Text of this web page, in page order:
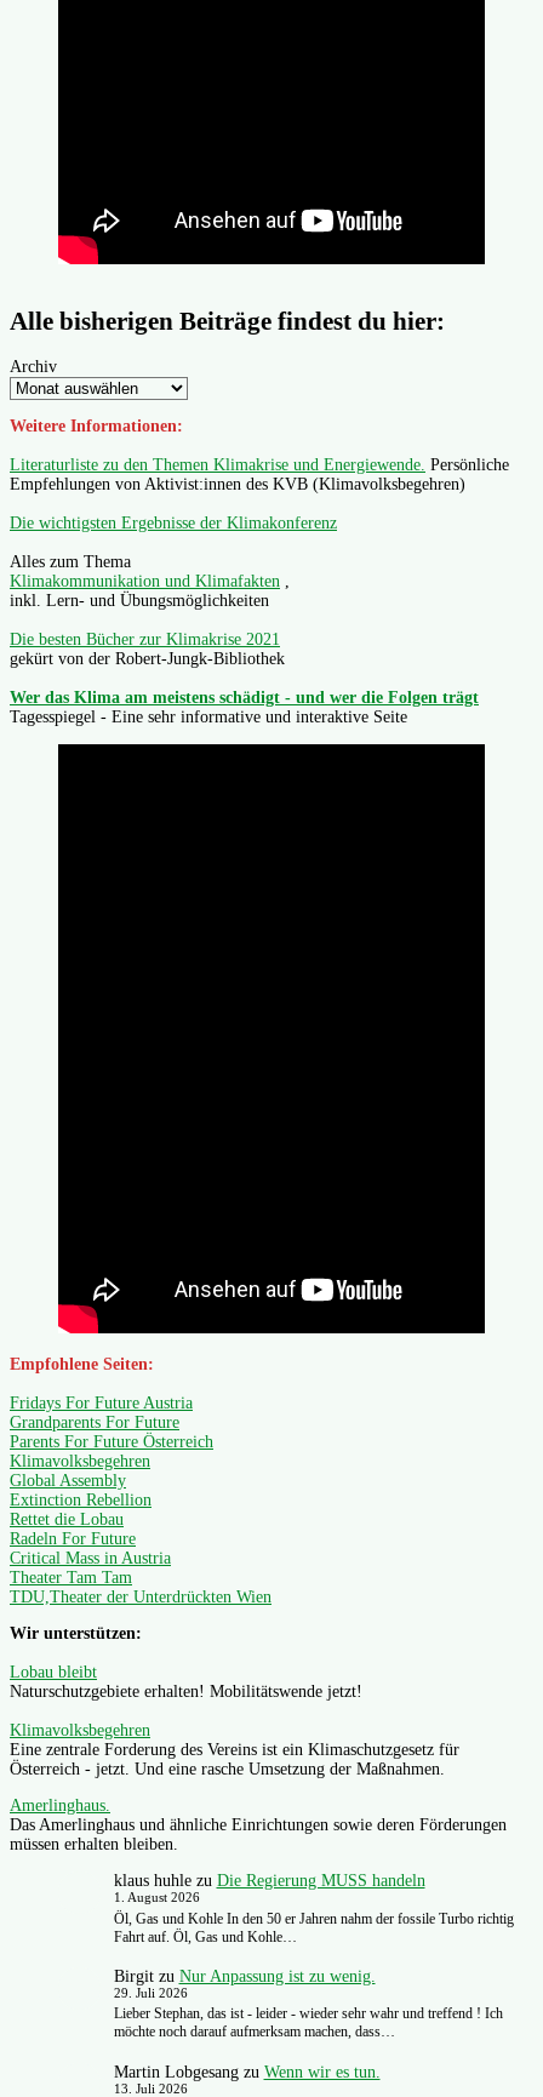
Alle bisherigen Beiträge findest du hier:
Archiv
Weitere Informationen:
Literaturliste zu den Themen Klimakrise und Energiewende. Persönliche
Empfehlungen von Aktivist:innen des KVB (Klimavolksbegehren)
Die wichtigsten Ergebnisse der Klimakonferenz
Alles zum Thema
Klimakommunikation und Klimafakten ,
inkl. Lern- und Übungsmöglichkeiten
Die besten Bücher zur Klimakrise 2021
gekürt von der Robert-Jungk-Bibliothek
Wer das Klima am meistens schädigt - und wer die Folgen trägt
Tagesspiegel - Eine sehr informative und interaktive Seite
Empfohlene Seiten:
Fridays For Future Austria
Grandparents For Future
Parents For Future Österreich
Klimavolksbegehren
Global Assembly
Extinction Rebellion
Rettet die Lobau
Radeln For Future
Critical Mass in Austria
Theater Tam Tam
TDU,Theater der Unterdrückten Wien
Wir unterstützen:
Lobau bleibt
Naturschutzgebiete erhalten! Mobilitätswende jetzt!
Klimavolksbegehren
Eine zentrale Forderung des Vereins ist ein Klimaschutzgesetz für
Österreich - jetzt. Und eine rasche Umsetzung der Maßnahmen.
Amerlinghaus.
Das Amerlinghaus und ähnliche Einrichtungen sowie deren Förderungen
müssen erhalten bleiben.
klaus huhlezu Die Regierung MUSS handeln
1. August 2026
Öl, Gas und Kohle In den 50 er Jahren nahm der fossile Turbo richtig
Fahrt auf. Öl, Gas und Kohle…
Birgitzu Nur Anpassung ist zu wenig.
29. Juli 2026
Lieber Stephan, das ist - leider - wieder sehr wahr und treffend ! Ich
möchte noch darauf aufmerksam machen, dass…
Martin Lobgesangzu Wenn wir es tun.
13. Juli 2026